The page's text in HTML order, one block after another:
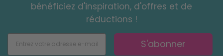
bénéficiez d'inspiration, d'offres et de
réductions !
S'abonner